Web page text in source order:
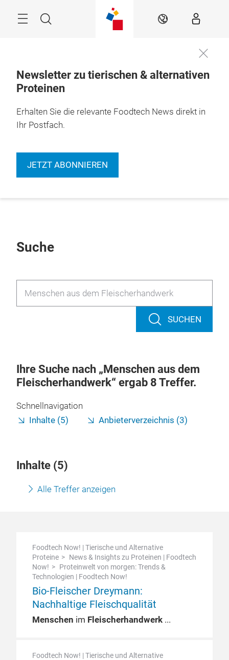
Suche DE
Newsletter zu tierischen & alternativen
Proteinen
Erhalten Sie die relevante Foodtech News direkt in
Ihr Postfach.
JETZT ABONNIEREN
Suche
SUCHEN
Ihre Suche nach Menschen aus dem
Fleischerhandwerk ergab 8 Treffer.
Schnellnavigation
Inhalte (5)
Anbieterverzeichnis (3)
Inhalte (5)
Alle Treffer anzeigen
Foodtech Now! | Tierische und Alternative
Proteine
News & Insights zu Proteinen | Foodtech
Now!
Proteinwelt von morgen: Trends &
Technologien | Foodtech Now!
Bio-Fleischer Dreymann:
Nachhaltige Fleischqualität
Menschen im Fleischerhandwerk
Foodtech Now! | Tierische und Alternative